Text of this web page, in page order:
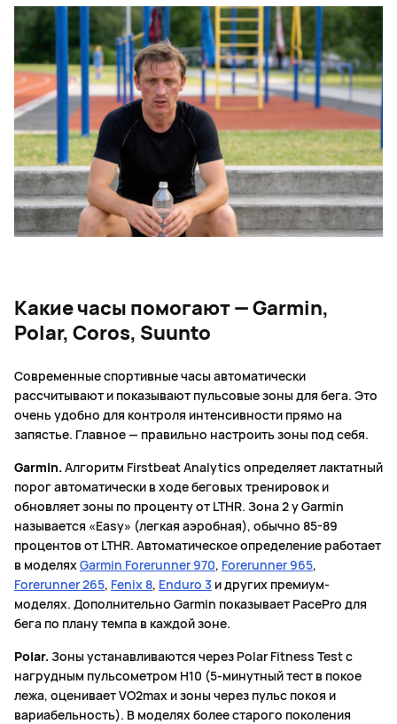
Какие часы помогают — Garmin,
Polar, Coros, Suunto
Современные спортивные часы автоматически
рассчитывают и показывают пульсовые зоны для бега. Это
очень удобно для контроля интенсивности прямо на
запястье. Главное — правильно настроить зоны под себя.
Garmin.Алгоритм Firstbeat Analytics определяет лактатный
порог автоматически в ходе беговых тренировок и
обновляет зоны по проценту от LTHR. Зона 2 у Garmin
называется «Easy» (легкая аэробная), обычно 85-89
процентов от LTHR. Автоматическое определение работает
в моделяхGarmin Forerunner 970, Forerunner 965,
Forerunner 265, Fenix 8, Enduro 3 и других премиум-
моделях. Дополнительно Garmin показывает PacePro для
бега по плану темпа в каждой зоне.
Polar.Зоны устанавливаются через Polar Fitness Test с
нагрудным пульсометром H10 (5-минутный тест в покое
лежа, оценивает VO2max и зоны через пульс покоя и
вариабельность). В моделях более старого поколения